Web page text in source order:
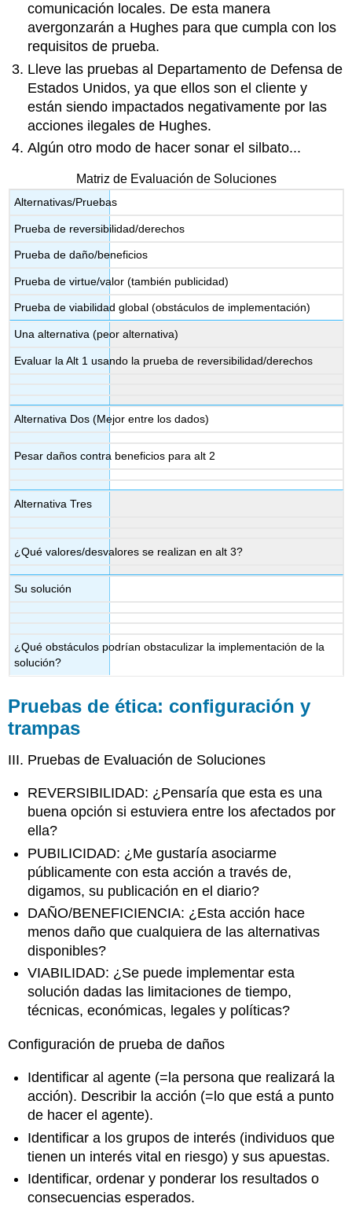
comunicación locales. De esta manera
avergonzarán a Hughes para que cumpla con los
requisitos de prueba.
Lleve las pruebas al Departamento de Defensa de
Estados Unidos, ya que ellos son el cliente y
están siendo impactados negativamente por las
acciones ilegales de Hughes.
Algún otro modo de hacer sonar el silbato...
Matriz de Evaluación de Soluciones
Alternativas/Pruebas
Prueba de reversibilidad/derechos
Prueba de daño/beneficios
Prueba de virtue/valor (también publicidad)
Prueba de viabilidad global (obstáculos de implementación)
Una alternativa (peor alternativa)
Evaluar la Alt 1 usando la prueba de reversibilidad/derechos
Alternativa Dos (Mejor entre los dados)
Pesar daños contra beneficios para alt 2
Alternativa Tres
¿Qué valores/desvalores se realizan en alt 3?
Su solución
¿Qué obstáculos podrían obstaculizar la implementación de la
solución?
Pruebas de ética: configuración y
trampas
III. Pruebas de Evaluación de Soluciones
REVERSIBILIDAD: ¿Pensaría que esta es una
buena opción si estuviera entre los afectados por
ella?
PUBILICIDAD: ¿Me gustaría asociarme
públicamente con esta acción a través de,
digamos, su publicación en el diario?
DAÑO/BENEFICIENCIA: ¿Esta acción hace
menos daño que cualquiera de las alternativas
disponibles?
VIABILIDAD: ¿Se puede implementar esta
solución dadas las limitaciones de tiempo,
técnicas, económicas, legales y políticas?
Configuración de prueba de daños
Identificar al agente (=la persona que realizará la
acción). Describir la acción (=lo que está a punto
de hacer el agente).
Identificar a los grupos de interés (individuos que
tienen un interés vital en riesgo) y sus apuestas.
Identificar, ordenar y ponderar los resultados o
consecuencias esperados.